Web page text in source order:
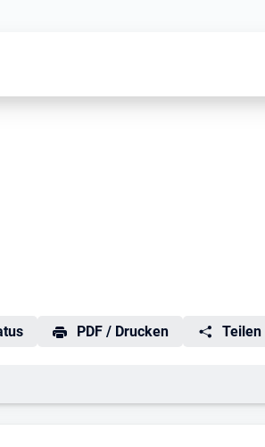
PDF / Drucken Teilen